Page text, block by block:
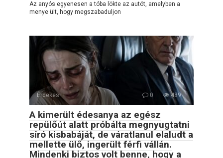
Az anyós egyenesen a tóba lökte az autót, amelyben a
menye ült, hogy megszabaduljon
Érdekes 0 489
A kimerült édesanya az egész
repülőút alatt próbálta megnyugtatni
síró kisbabáját, de váratlanul elaludt a
mellette ülő, ingerült férfi vállán.
Mindenki biztos volt benne, hogy a